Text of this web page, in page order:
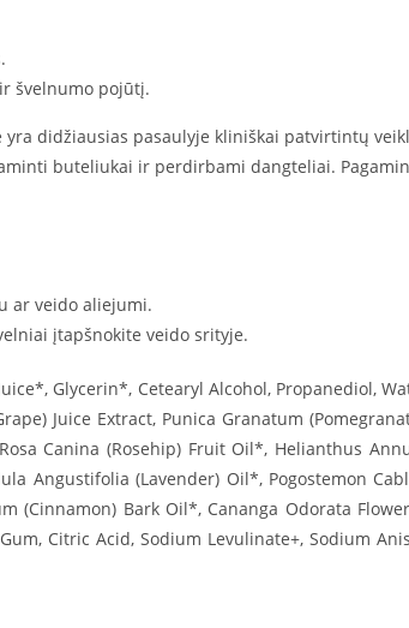
švelnumo pojūtį.
yra didžiausias pasaulyje kliniškai patvirtintų
buteliukai ir perdirbami dangteliai.
ar veido aliejumi.
įtapšnokite veido srityje.
Glycerin*, Cetearyl Alcohol, Propanediol,
Juice Extract, Punica Granatum
Canina (Rosehip) Fruit Oil*, Helianthus
Angustifolia (Lavender) Oil*, Pogostemon
(Cinnamon) Bark Oil*, Cananga Odorata
Citric Acid, Sodium Levulinate+, Sodium